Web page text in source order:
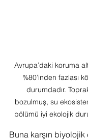
Avrupa’daki koruma
%80’inden fazlası
durumdadır.
bozulmuş, su
bölümü iyi ekolojik
Buna karşın